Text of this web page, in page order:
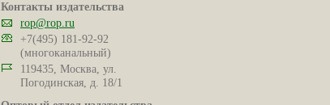
Контакты издательства
rop@rop.ru
+7(495) 181-92-92
(многоканальный)
119435, Москва, ул.
Погодинская, д. 18/1